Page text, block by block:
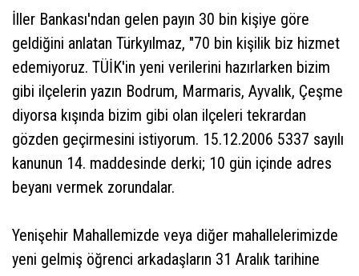
İller Bankası'ndan gelen payın 30 bin kişiye göre
geldiğini anlatan Türkyılmaz, "70 bin kişilik biz hizmet
edemiyoruz. TÜİK'in yeni verilerini hazırlarken bizim
gibi ilçelerin yazın Bodrum, Marmaris, Ayvalık, Çeşme
diyorsa kışında bizim gibi olan ilçeleri tekrardan
gözden geçirmesini istiyorum. 15.12.2006 5337 sayılı
kanunun 14. maddesinde derki; 10 gün içinde adres
beyanı vermek zorundalar.
Yenişehir Mahallemizde veya diğer mahallelerimizde
yeni gelmiş öğrenci arkadaşların 31 Aralık tarihine